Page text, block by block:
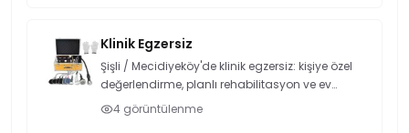
Klinik Egzersiz
Şişli / Mecidiyeköy'de klinik egzersiz: kişiye özel
değerlendirme, planlı rehabilitasyon ve ev
programı. Ahmet Yıldırım Mecidiyeköy
kliniğinden randevu alın.
4 görüntülenme